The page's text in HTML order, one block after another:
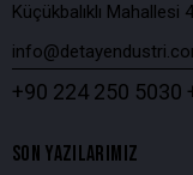
Küçükbalıklı
+90 224 250 5030
SON YAZILARIMIZ